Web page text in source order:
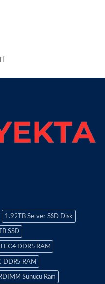
1.92TB Server SSD Disk
SSD
EC4 DDR5 RAM
DDR5 RAM
Sunucu Ram